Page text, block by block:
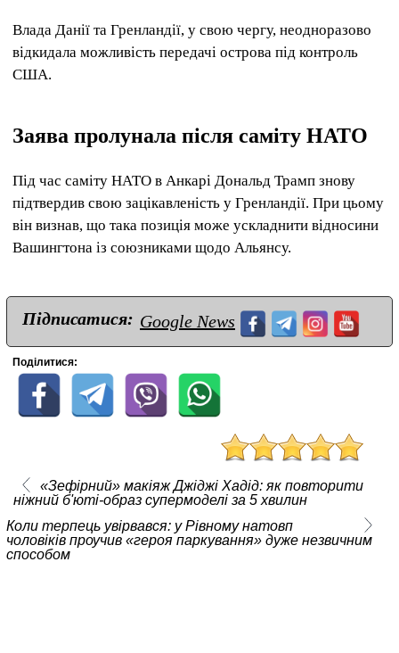
Влада Данії та Гренландії, у свою чергу, неодноразово
відкидала можливість передачі острова під контроль
США.
Заява пролунала після саміту НАТО
Під час саміту НАТО в Анкарі Дональд Трамп знову
підтвердив свою зацікавленість у Гренландії. При цьому
він визнав, що така позиція може ускладнити відносини
Вашингтона із союзниками щодо Альянсу.
Підписатися: Google News
Поділитися:
«Зефірний» макіяж Джіджі Хадід: як повторити
ніжний б'юті-образ супермоделі за 5 хвилин
Коли терпець увірвався: у Рівному натовп
чоловіків проучив «героя паркування» дуже незвичним
способом